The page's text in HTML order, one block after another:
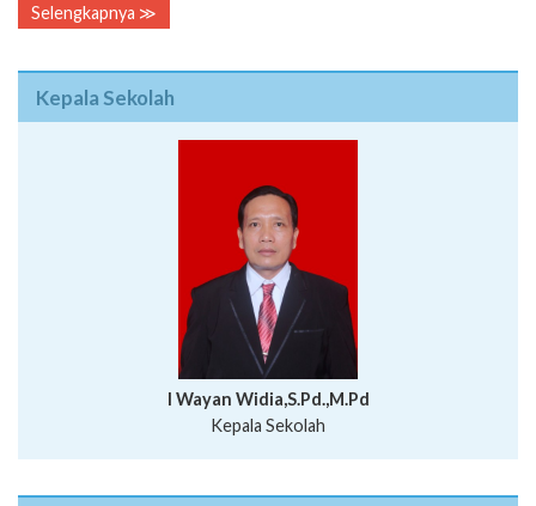
Selengkapnya ≫
Kepala Sekolah
I Wayan Widia,S.Pd.,M.Pd
Kepala Sekolah